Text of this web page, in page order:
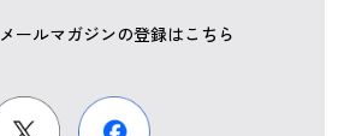
メールマガジンの登録はこちら